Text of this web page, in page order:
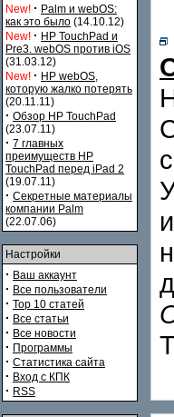
New! · Palm и webOS:
как это было (14.10.12)
New! · HP TouchPad и
Pre3. webOS против iOS
(31.03.12)
New! · HP webOS,
которую жалко потерять
(20.11.11)
· Обзор HP TouchPad
(23.07.11)
· 7 главных
преимуществ HP
TouchPad перед iPad 2
(19.07.11)
· Секретные материалы
компании Palm
(22.07.06)
Настройки
· Ваш аккаунт
· Все пользователи
· Top 10 статей
· Все статьи
· Все новости
· Программы
· Статистика сайта
· Вход с КПК
· RSS